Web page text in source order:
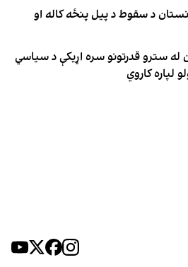
د افغانستان د سقوط د پیل پنځه کاله او
له سترو قدرتونو سره اړیکې د سیاسي
لپاره کاروي